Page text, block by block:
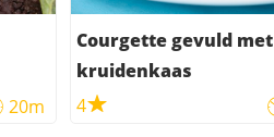
20m
Courgette gevuld met
kruidenkaas
4